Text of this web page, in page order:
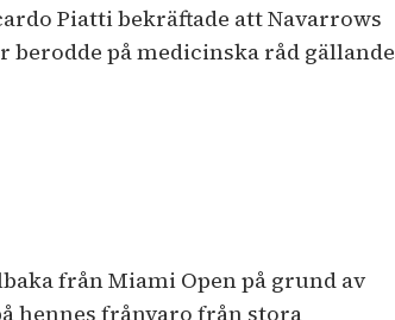
Piatti bekräftade att Navarrows
på medicinska råd gällande
från Miami Open på grund av
hennes frånvaro från stora